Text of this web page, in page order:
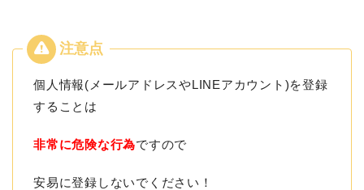
個人情報(メールアドレスやLINEアカウント)を登録
することは
非常に危険な行為ですので
安易に登録しないでください！